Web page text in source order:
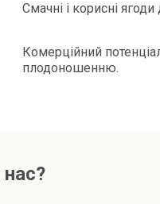
Смачні і корисні ягоди
Комерційний
плодоношенню.